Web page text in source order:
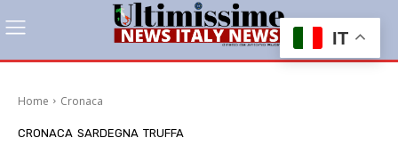
Home Cronaca
CRONACA SARDEGNA TRUFFA
IT